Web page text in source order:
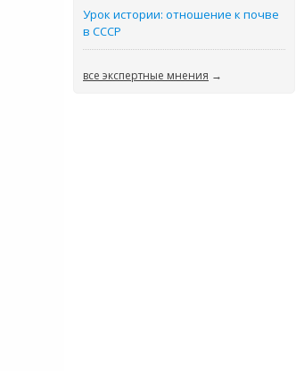
Урок истории: отношение к почве
в СССР
все экспертные мнения →